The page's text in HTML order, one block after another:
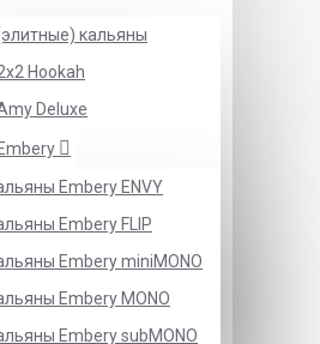
кальяны
Hookah
Deluxe
Embery ENVY
Embery FLIP
Embery miniMONO
Embery MONO
Embery subMONO